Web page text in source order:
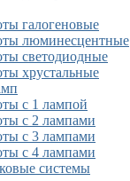
галогеновые
люминесцентные
светодиодные
хрустальные
с 1 лампой
с 2 лампами
с 3 лампами
с 4 лампами
системы